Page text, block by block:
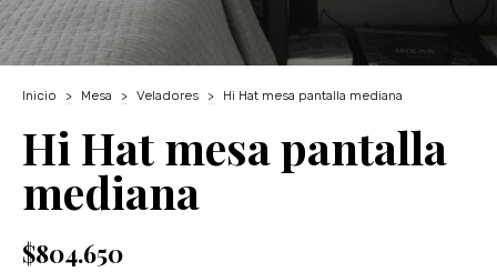
Inicio > Mesa > Veladores > Hi Hat mesa pantalla mediana
Hi Hat mesa pantalla
mediana
$804.650